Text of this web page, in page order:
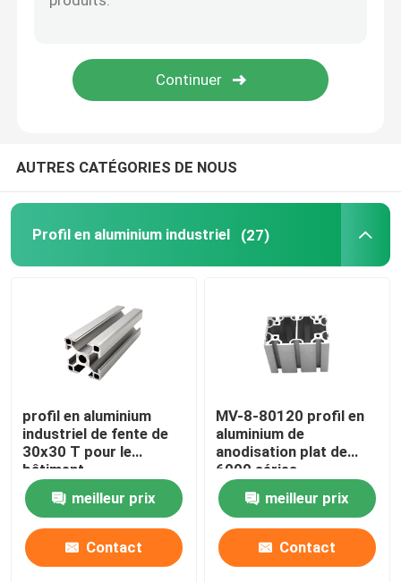
AUTRES CATÉGORIES DE NOUS
Profil en aluminium industriel (27)
profil en aluminium
industriel de fente de
30x30 T pour le
bâtiment
meilleur prix
Contact
MV-8-80120 profil en
aluminium de
anodisation plat de
6000 séries
meilleur prix
Contact